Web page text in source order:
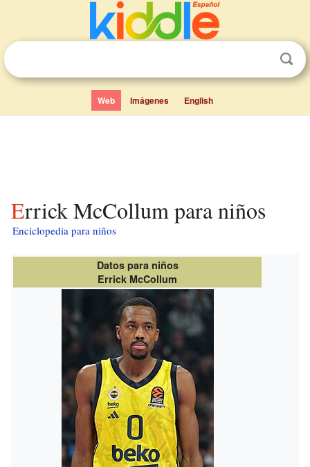
Web Imágenes English
Errick McCollum para niños
Enciclopedia para niños
Datos para niños
Errick McCollum